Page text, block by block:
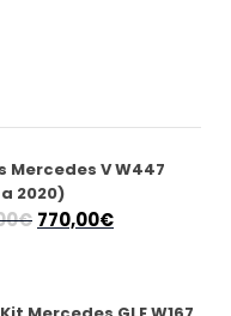
Mercedes V W447
a 2020)
€ O
era:
770,00€O
é: